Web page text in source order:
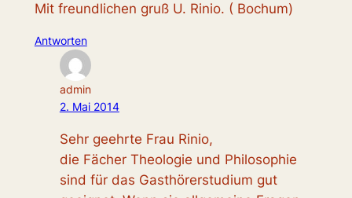
Mit freundlichen gruß U. Rinio. ( Bochum)
Antworten
admin
2. Mai 2014
Sehr geehrte Frau Rinio,
die Fächer Theologie und Philosophie
sind für das Gasthörerstudium gut